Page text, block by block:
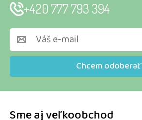
Sme aj veľkoobchod
Chcem odoberať
+420 777 793 394